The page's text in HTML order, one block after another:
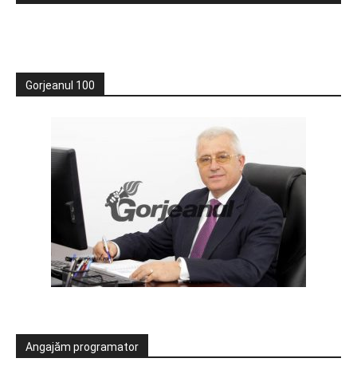
Gorjeanul 100
Angajăm programator